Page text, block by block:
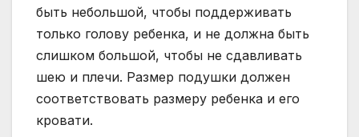
быть небольшой, чтобы поддерживать
только голову ребенка, и не должна быть
слишком большой, чтобы не сдавливать
шею и плечи. Размер подушки должен
соответствовать размеру ребенка и его
кровати.